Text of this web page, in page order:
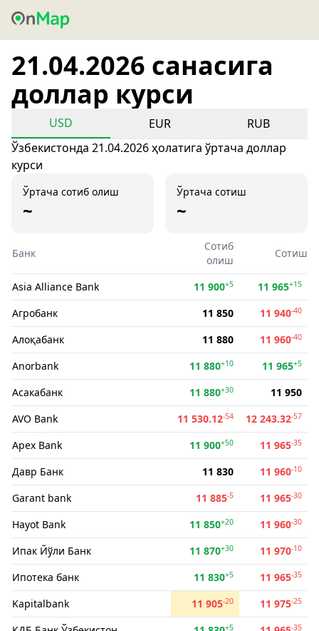
21.04.2026 санасига
доллар курси
USD EUR
RUB
Ўзбекистонда 21.04.2026 ҳолатига ўртача доллар
курси
Ўртача сотиб олиш
~
Ўртача сотиш
~
Банк
Сотиб
олиш
Сотиш
Asia Alliance Bank 11 900+5 11 965+15
Агробанк 11 850 11 940-40
Алоқабанк 11 880 11 960-40
Anorbank 11 880+10 11 965+5
Асакабанк 11 880+30
11 950
AVO Bank
11 530.12-54 12 243.32-57
Apex Bank 11 900+50 11 965-35
Давр Банк 11 830 11 960-10
Garant bank 11 885-5 11 965-30
Hayot Bank 11 850+20 11 960-30
Ипак Йўли Банк 11 870+30 11 970-10
Ипотека банк 11 830+5 11 965-35
Kapitalbank 11 905-20 11 975-25
+5 -35